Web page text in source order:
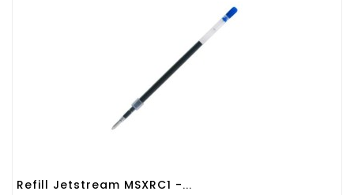
Refill Jetstream MSXRC1 -...